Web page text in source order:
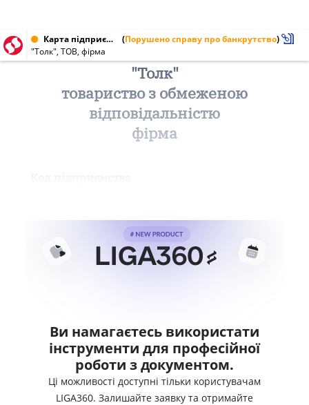
Карта підприємства від 08.12.1999 № 13934632 (Порушено справу про банкрутство)
"Толк", ТОВ, фірма
"Толк"
товариство з обмеженою
відповідальністю
фірма
Ви намагаєтесь використати
інструменти для професійної
роботи з документом.
Ці можливості доступні тільки користувачам
LIGA360. Залишайте заявку та отримайте